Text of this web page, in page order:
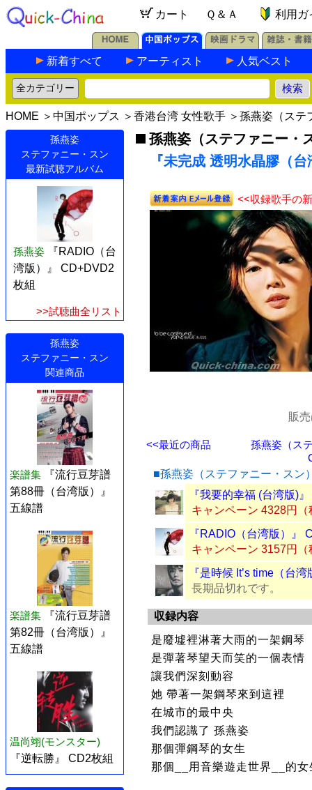
カート Ｑ＆Ａ 利用ガ
新着すべて アーティスト 人気ベスト
HOME ＞ 中国ポップス ＞ 香港台湾 女性歌手 ＞ 孫燕姿（ステ
孫燕姿
ステファニー・スン
最新試聴アルバム
孫燕姿
『RADIO（台
湾版）』 CD+DVD2
枚組
>>試聴曲全リスト
孫燕姿
ステファニー・スン
関連商品
楽譜集
『流行豆芽譜
第88冊（台湾版）』
五線譜
楽譜集
『流行豆芽譜
第82冊（台湾版）』
五線譜
温尚翊(モンスター)
『逆転勝』 CD2枚組
孫燕姿（ステファニー・
『未完成 透明水晶膠（
<<収録歌手の
販
<<最近の商品
孫燕姿（ス
■孫燕姿（ステファニー・スン
『我要的幸福 (台湾版)
キャンペーン 4328円（
『RADIO（台湾版）』
キャンペーン 3157円（
『是時候 It’s time（台
長期品切れです。
収録内容
是廢墟裡淋著大雨的一架鋼琴
是彈著琴望天而笑的一個表情
讓我們深刻動容
她 帶著一架鋼琴來到這裡
在城市的最中央
我們認識了 孫燕姿
那個彈鋼琴的女生
那個__用音樂遊走世界__的女